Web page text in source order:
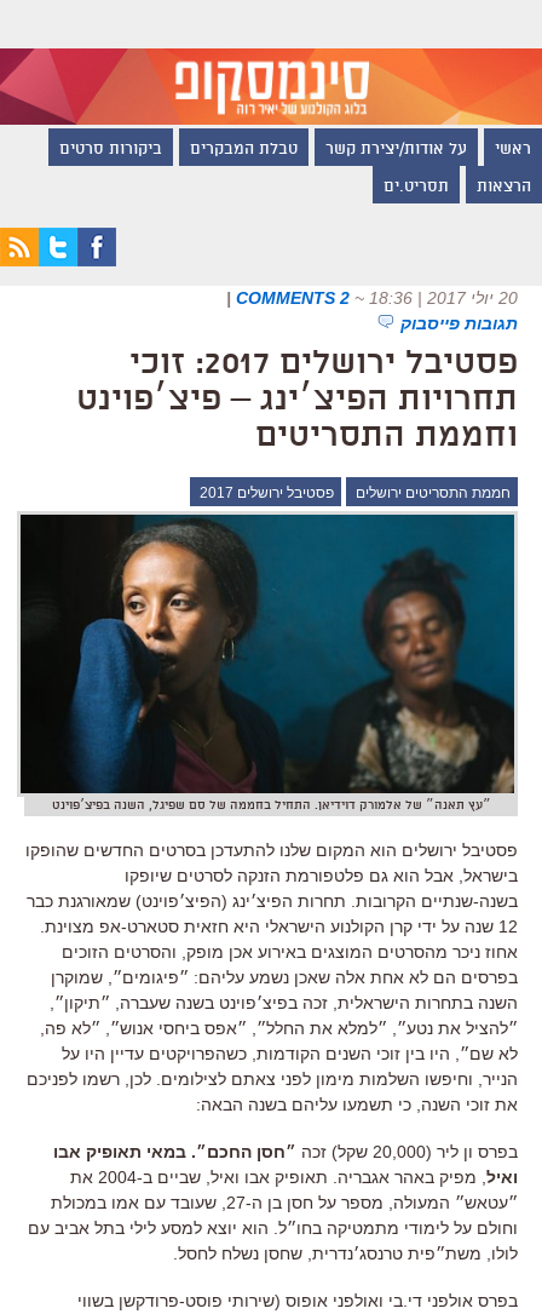
ראשי על אודות/יצירת קשר טבלת המבקרים ביקורות סרטים
הרצאות תסריט.ים
20 יולי 2017 | 18:36 ~
2 COMMENTS
|
תגובות פייסבוק
פסטיבל ירושלים 2017: זוכי
תחרויות הפיצ׳ינג – פיצ׳פוינט
וחממת התסריטים
חממת התסריטים ירושלים פסטיבל ירושלים 2017
״עץ תאנה״ של אלמורק דוידיאן. התחיל בחממה של סם שפיגל, השנה בפיצ׳פוינט
פסטיבל ירושלים הוא המקום שלנו להתעדכן בסרטים החדשים שהופקו
בישראל, אבל הוא גם פלטפורמת הזנקה לסרטים שיופקו
בשנה-שנתיים הקרובות. תחרות הפיצ׳ינג (הפיצ׳פוינט) שמאורגנת כבר
12 שנה על ידי קרן הקולנוע הישראלי היא חזאית סטארט-אפ מצוינת.
אחוז ניכר מהסרטים המוצגים באירוע אכן מופק, והסרטים הזוכים
בפרסים הם לא אחת אלה שאכן נשמע עליהם: ״פיגומים״, שמוקרן
השנה בתחרות הישראלית, זכה בפיצ׳פוינט בשנה שעברה, ״תיקון״,
״להציל את נטע״, ״למלא את החלל״, ״אפס ביחסי אנוש״, ״לא פה,
לא שם״, היו בין זוכי השנים הקודמות, כשהפרויקטים עדיין היו על
הנייר, וחיפשו השלמות מימון לפני צאתם לצילומים. לכן, רשמו לפניכם
את זוכי השנה, כי תשמעו עליהם בשנה הבאה:
בפרס ון ליר (20,000 שקל) זכה
״חסן החכם״. במאי תאופיק אבו
ואיל
, מפיק באהר אגבריה. תאופיק אבו ואיל, שביים ב-2004 את
״עטאש״ המעולה, מספר על חסן בן ה-27, שעובד עם אמו במכולת
וחולם על לימודי מתמטיקה בחו״ל. הוא יוצא למסע לילי בתל אביב עם
לולו, משת״פית טרנסג׳נדרית, שחסן נשלח לחסל.
בפרס אולפני די.בי ואולפני אופוס (שירותי פוסט-פרודקשן בשווי